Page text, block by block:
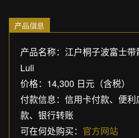
产品信息
产品名称：江户桐子波富士
Luli
价格：14,300 日元（含税）
付款信息：信用卡付款、便
款、银行转账
可在何处购买： 官方网站